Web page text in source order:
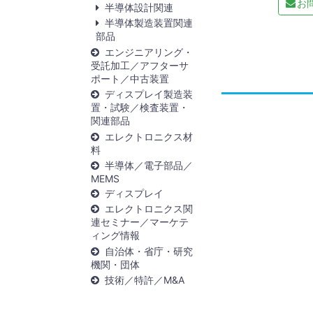
半導体設計関連
半導体製造装置関連
部品
エンジニアリング・
受託加工／アフターサ
ポート／中古装置
ディスプレイ製造装
置・試験／検査装置・
関連部品
エレクトロニクス材
料
半導体／電子部品／
MEMS
ディスプレイ
エレクトロニクス関
連セミナー／マーケテ
ィング情報
自治体・省庁・研究
機関・団体
技術／特許／M&A
お